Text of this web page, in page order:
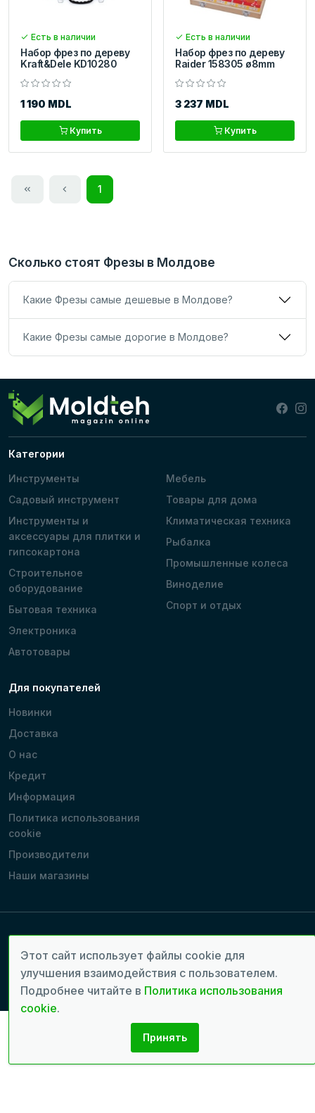
Есть в наличии
Набор фрез по дереву
Kraft&Dele KD10280
1 190 MDL
Купить
Есть в наличии
Набор фрез по дереву
Raider 158305 ø8mm
3 237 MDL
Купить
1
Сколько стоят Фрезы в Молдове
Какие Фрезы самые дешевые в Молдове?
Какие Фрезы самые дорогие в Молдове?
Категории
Инструменты
Садовый инструмент
Инструменты и
аксессуары для плитки и
гипсокартона
Строительное
оборудование
Бытовая техника
Электроника
Автотовары
Мебель
Товары для дома
Климатическая техника
Рыбалка
Промышленные колеса
Виноделие
Спорт и отдых
Для покупателей
Новинки
Доставка
О нас
Кредит
Информация
Политика использования
cookie
Производители
Наши магазины
Copyright 2022 - 2026 © Все права защищены. | Время генерации
Разработка сайтов:
Этот сайт использует файлы cookie для
улучшения взаимодействия с пользователем.
Подробнее читайте в Политика использования
cookie.
Принять